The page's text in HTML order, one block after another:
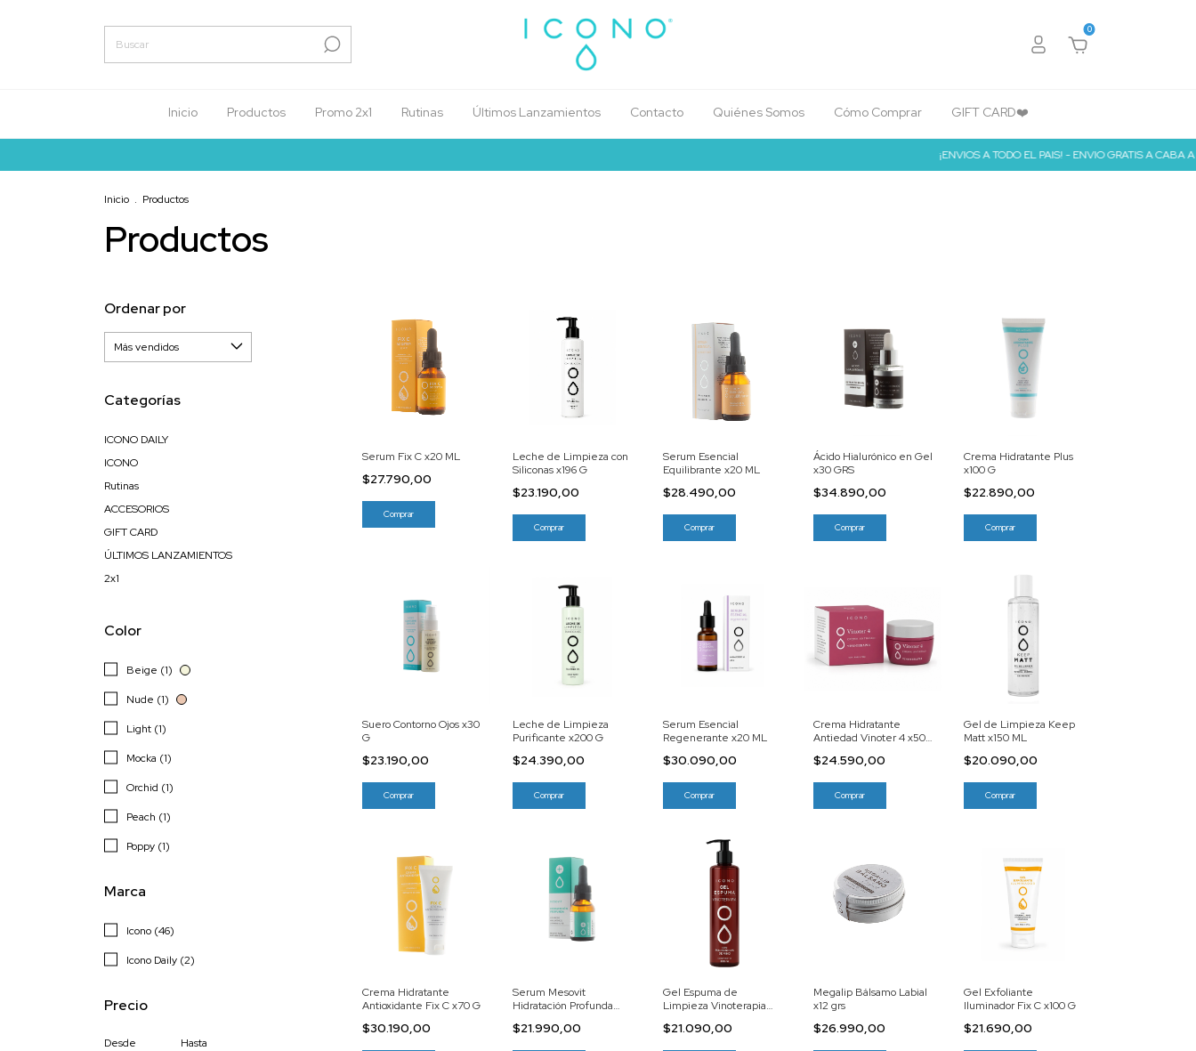
0
Inicio Productos Promo 2x1 Rutinas Últimos Lanzamientos Contacto Quiénes Somos Cómo Comprar GIFT CARD❤️
¡ENVIOS A TODO EL PAIS! - ENVIO GRATIS A CABA A
Inicio . Productos
Productos
Ordenar por
Categorías
ICONO DAILY
ICONO
Rutinas
ACCESORIOS
GIFT CARD
ÚLTIMOS LANZAMIENTOS
2x1
Color
Beige (1)
Nude (1)
Light (1)
Mocka (1)
Orchid (1)
Peach (1)
Poppy (1)
Marca
Icono (46)
Icono Daily (2)
Precio
Desde Hasta
Serum Fix C x20 ML
$27.790,00
Leche de Limpieza con
Siliconas x196 G
$23.190,00
Serum Esencial
Equilibrante x20 ML
$28.490,00
Ácido Hialurónico en Gel
x30 GRS
$34.890,00
Crema Hidratante Plus
x100 G
$22.890,00
Suero Contorno Ojos x30
G
$23.190,00
Leche de Limpieza
Purificante x200 G
$24.390,00
Serum Esencial
Regenerante x20 ML
$30.090,00
Crema Hidratante
Antiedad Vinoter 4 x50
$24.590,00
Gel de Limpieza Keep
Matt x150 ML
$20.090,00
Crema Hidratante
Antioxidante Fix C x70 G
$30.190,00
Serum Mesovit
Hidratación Profunda
$21.990,00
Gel Espuma de
Limpieza Vinoterapia
$21.090,00
Megalip Bálsamo Labial
x12 grs
$26.990,00
Gel Exfoliante
Iluminador Fix C x100 G
$21.690,00